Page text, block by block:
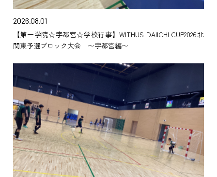
2026.08.01
【第一学院☆宇都宮☆学校行事】WITHUS DAIICHI CUP2026北
関東予選ブロック大会 〜宇都宮編〜